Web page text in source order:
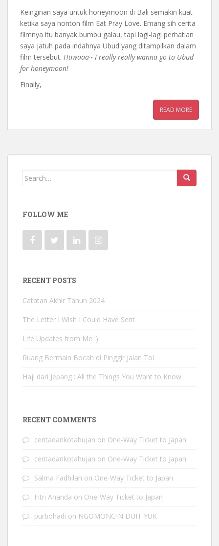
Keinginan saya untuk honeymoon di Bali semakin kuat
ketika saya nonton film Eat Pray Love. Emang sih cerita
filmnya itu banyak bumbu galau, tapi lagi-lagi perhatian
saya jatuh pada indahnya Ubud yang ditampilkan dalam
film tersebut. Huwaaa~ I really really wanna go to Ubud
for honeymoon!
Finally,
READ MORE
Search for:
FOLLOW ME
RECENT POSTS
Catatan Akhir Tahun 2024
The Letter I Wish I Could Have Sent
Life Updates from Me :)
Ruang Bermain Bocah di Pinggir Jalan Tol
Haji dari Jepang : All the Things You Want to Know
RECENT COMMENTS
ceritadarikotahujan on One-Way Ticket to Japan
ceritadarikotahujan on One-Way Ticket to Japan
Salma Fadhilah on One-Way Ticket to Japan
Fitri Ananda on One-Way Ticket to Japan
purbohadi on NGOMONGIN DUIT YUK